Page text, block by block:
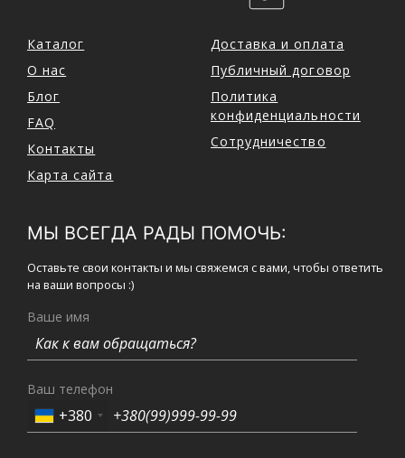
Каталог
О нас
Блог
FAQ
Контакты
Карта сайта
Доставка и оплата
Публичный договор
Политика
конфиденциальности
Сотрудничество
МЫ ВСЕГДА РАДЫ ПОМОЧЬ:
Оставьте свои контакты и мы свяжемся с вами, чтобы ответить
на ваши вопросы :)
Ваше имя
Ваш телефон
+380